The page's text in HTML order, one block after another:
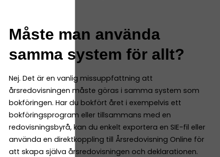
Måste man använda
samma system för allt?
Nej. Det är en vanlig missuppfattning att
årsredovisningen måste göras i samma system som
bokföringen. Har du bokfört året i exempelvis ett
bokföringsprogram eller tillsammans med en
redovisningsbyrå, kan du enkelt exportera en SIE-fil eller
använda en direktkoppling till Årsredovisning Online för
att skapa själva årsredovisningen och deklarationen.